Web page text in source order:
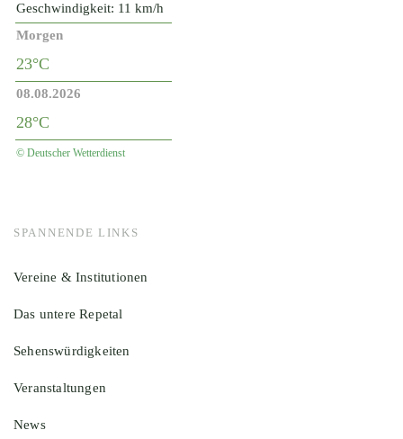
Geschwindigkeit: 11 km/h
Morgen
23°C
08.08.2026
28°C
© Deutscher Wetterdienst
SPANNENDE LINKS
Vereine & Institutionen
Das untere Repetal
Sehenswürdigkeiten
Veranstaltungen
News